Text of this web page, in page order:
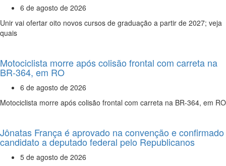
6 de agosto de 2026
Unir vai ofertar oito novos cursos de graduação a partir de 2027; veja
quais
Motociclista morre após colisão frontal com carreta na
BR-364, em RO
6 de agosto de 2026
Motociclista morre após colisão frontal com carreta na BR-364, em RO
Jônatas França é aprovado na convenção e confirmado
candidato a deputado federal pelo Republicanos
5 de agosto de 2026